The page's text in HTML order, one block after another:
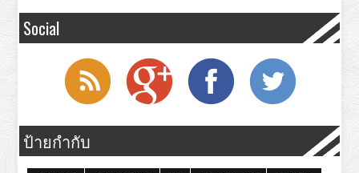
Social
ป้ายกำกับ